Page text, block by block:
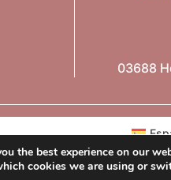
03688
the best experience on our
cookies we are using or